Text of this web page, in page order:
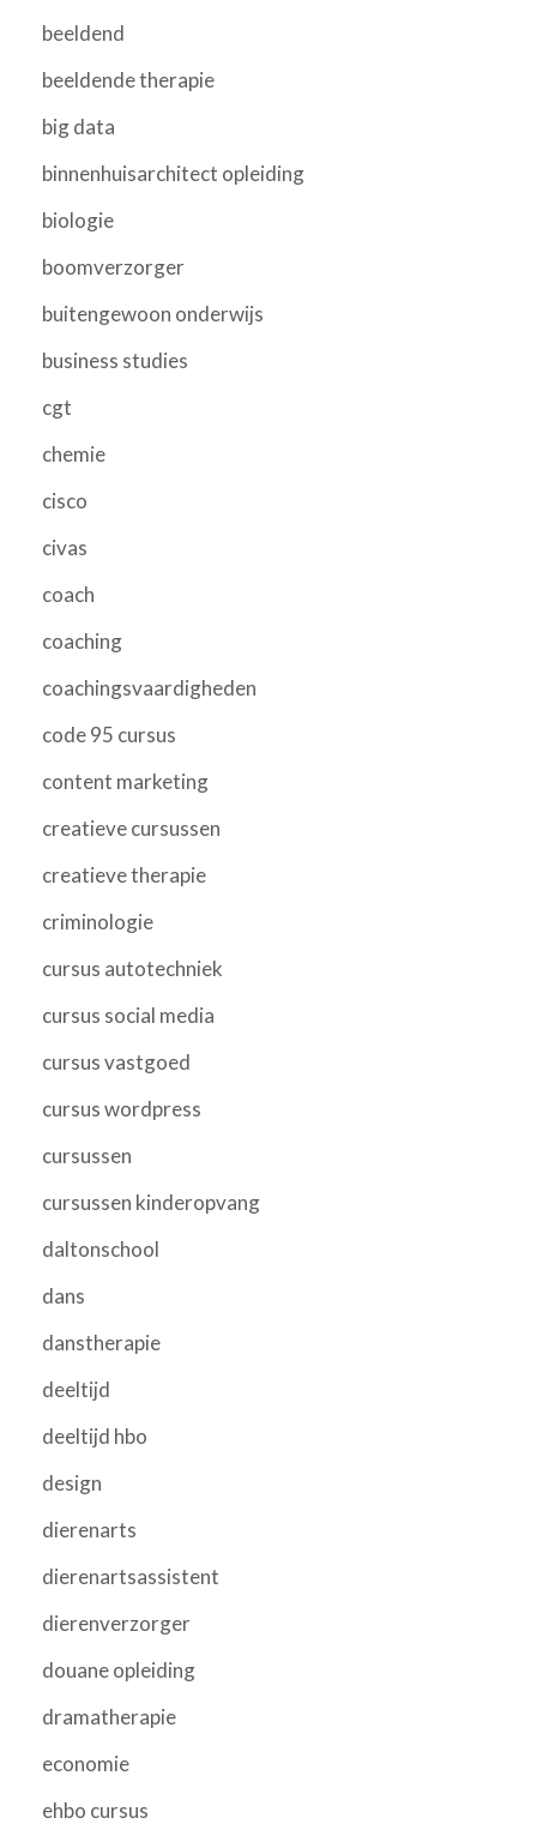
beeldend
beeldende therapie
big data
binnenhuisarchitect opleiding
biologie
boomverzorger
buitengewoon onderwijs
business studies
cgt
chemie
cisco
civas
coach
coaching
coachingsvaardigheden
code 95 cursus
content marketing
creatieve cursussen
creatieve therapie
criminologie
cursus autotechniek
cursus social media
cursus vastgoed
cursus wordpress
cursussen
cursussen kinderopvang
daltonschool
dans
danstherapie
deeltijd
deeltijd hbo
design
dierenarts
dierenartsassistent
dierenverzorger
douane opleiding
dramatherapie
economie
ehbo cursus